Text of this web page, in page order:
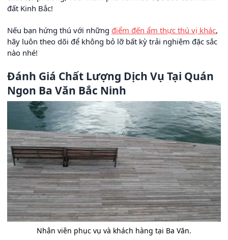
đất Kinh Bắc!
Nếu bạn hứng thú với những điểm đến ẩm thực thú vị khác,
hãy luôn theo dõi để không bỏ lỡ bất kỳ trải nghiệm đặc sắc
nào nhé!
Đánh Giá Chất Lượng Dịch Vụ Tại Quán
Ngon Ba Văn Bắc Ninh
Nhân viên phục vụ và khách hàng tại Ba Văn.